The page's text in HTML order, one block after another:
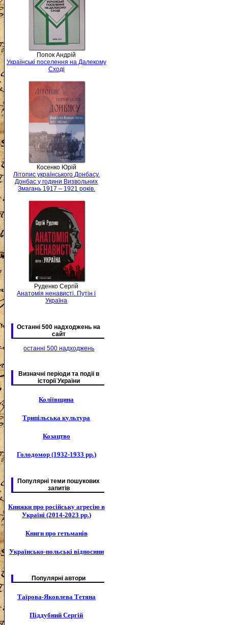
Попок Андрій
Українські поселення на Далекому
Сході
Косенко Юрій
Літопис українського Донбасу.
Донбас у години Визвольних
Змагань 1917 – 1921 років.
Руденко Сергій
Анатомія ненависті. Путін і
Україна
Останні 500 надходжень на
сайт
останні 500 надходжень
Визначні періоди та подіі в
історії України
Коліївщина
Трипільська культура
Козацтво
Голодомор (1932-1933 рр.)
Популярні теми пошукових
запитів
Книжки про російську агресію в
Україні (2014-2023 рр.)
Книги про гетьманів
Українсько-польські відносини
Популярні автори
Таїрова-Яковлева Тетяна
Піддубний Сергій